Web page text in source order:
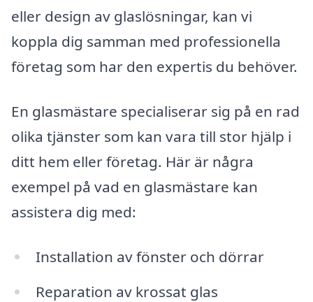
eller design av glaslösningar, kan vi
koppla dig samman med professionella
företag som har den expertis du behöver.
En glasmästare specialiserar sig på en rad
olika tjänster som kan vara till stor hjälp i
ditt hem eller företag. Här är några
exempel på vad en glasmästare kan
assistera dig med:
Installation av fönster och dörrar
Reparation av krossat glas